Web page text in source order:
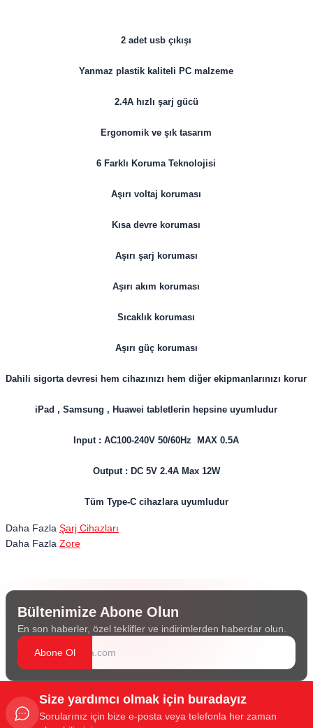
2 adet usb çıkışı
Yanmaz plastik kaliteli PC malzeme
2.4A hızlı şarj gücü
Ergonomik ve şık tasarım
6 Farklı Koruma Teknolojisi
Aşırı voltaj koruması
Kısa devre koruması
Aşırı şarj koruması
Aşırı akım koruması
Sıcaklık koruması
Aşırı güç koruması
Dahili sigorta devresi hem cihazınızı hem diğer ekipmanlarınızı korur
iPad , Samsung , Huawei tabletlerin hepsine uyumludur
Input : AC100-240V 50/60Hz MAX 0.5A
Output : DC 5V 2.4A Max 12W
Tüm Type-C cihazlara uyumludur
Daha Fazla Şarj Cihazları
Daha Fazla Zore
Bültenimize Abone Olun
En son haberler, özel teklifler ve indirimlerden haberdar olun.
Abone Ol
Size yardımcı olmak için buradayız
Sorularınız için bize e-posta veya telefonla her zaman